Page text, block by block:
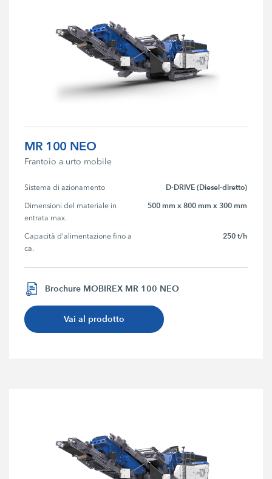
MR 100 NEO
Frantoio a urto mobile
Sistema di azionamento D-DRIVE (Diesel-diretto)
Dimensioni del materiale in
entrata max.
500 mm x 800 mm x 300 mm
Capacità d'alimentazione fino a
ca.
250 t/h
Brochure MOBIREX MR 100 NEO
Vai al prodotto